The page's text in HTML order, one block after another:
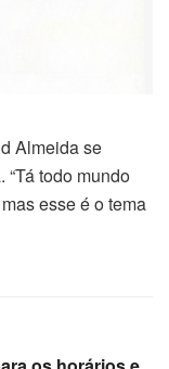
Almeida se
todo mundo
esse é o tema